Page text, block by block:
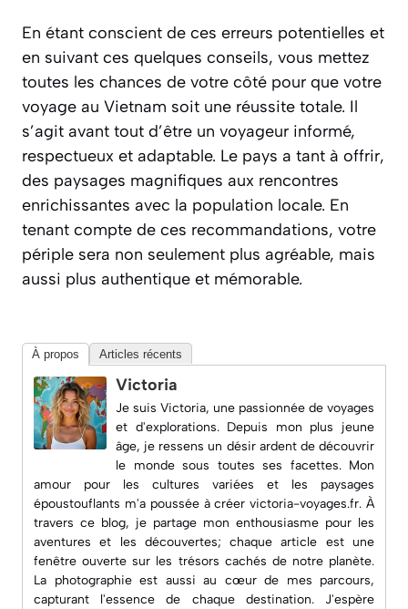
En étant conscient de ces erreurs potentielles et
en suivant ces quelques conseils, vous mettez
toutes les chances de votre côté pour que votre
voyage au Vietnam soit une réussite totale. Il
s’agit avant tout d’être un voyageur informé,
respectueux et adaptable. Le pays a tant à offrir,
des paysages magnifiques aux rencontres
enrichissantes avec la population locale. En
tenant compte de ces recommandations, votre
périple sera non seulement plus agréable, mais
aussi plus authentique et mémorable.
À propos Articles récents
Victoria
Je suis Victoria, une passionnée de voyages
et d'explorations. Depuis mon plus jeune
âge, je ressens un désir ardent de découvrir
le monde sous toutes ses facettes. Mon
amour pour les cultures variées et les paysages
époustouflants m'a poussée à créervictoria-voyages.fr. À
travers ce blog, je partage mon enthousiasme pour les
aventures et les découvertes; chaque article est une
fenêtre ouverte sur les trésors cachés de notre planète.
La photographie est aussi au cœur de mes parcours,
capturant l'essence de chaque destination. J'espère